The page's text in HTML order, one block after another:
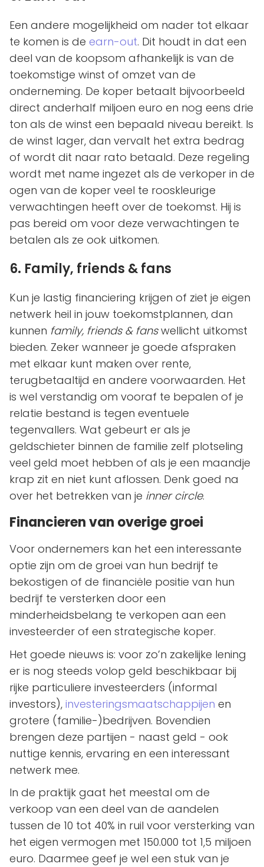
Een andere mogelijkheid om nader tot elkaar
te komen is de earn-out. Dit houdt in dat een
deel van de koopsom afhankelijk is van de
toekomstige winst of omzet van de
onderneming. De koper betaalt bijvoorbeeld
direct anderhalf miljoen euro en nog eens drie
ton als de winst een bepaald niveau bereikt. Is
de winst lager, dan vervalt het extra bedrag
of wordt dit naar rato betaald. Deze regeling
wordt met name ingezet als de verkoper in de
ogen van de koper veel te rooskleurige
verwachtingen heeft over de toekomst. Hij is
pas bereid om voor deze verwachtingen te
betalen als ze ook uitkomen.
6. Family, friends & fans
Kun je lastig financiering krijgen of ziet je eigen
netwerk heil in jouw toekomstplannen, dan
kunnen family, friends & fanswellicht uitkomst
bieden. Zeker wanneer je goede afspraken
met elkaar kunt maken over rente,
terugbetaaltijd en andere voorwaarden. Het
is wel verstandig om vooraf te bepalen of je
relatie bestand is tegen eventuele
tegenvallers. Wat gebeurt er als je
geldschieter binnen de familie zelf plotseling
veel geld moet hebben of als je een maandje
krap zit en niet kunt aflossen. Denk goed na
over het betrekken van je inner circle.
Financieren van overige groei
Voor ondernemers kan het een interessante
optie zijn om de groei van hun bedrijf te
bekostigen of de financiële positie van hun
bedrijf te versterken door een
minderheidsbelang te verkopen aan een
investeerder of een strategische koper.
Het goede nieuws is: voor zo’n zakelijke lening
er is nog steeds volop geld beschikbaar bij
rijke particuliere investeerders (informal
investors), investeringsmaatschappijen en
grotere (familie-)bedrijven. Bovendien
brengen deze partijen - naast geld - ook
nuttige kennis, ervaring en een interessant
netwerk mee.
In de praktijk gaat het meestal om de
verkoop van een deel van de aandelen
tussen de 10 tot 40% in ruil voor versterking van
het eigen vermogen met 150.000 tot 1,5 miljoen
euro. Daarmee geef je wel een stuk van je